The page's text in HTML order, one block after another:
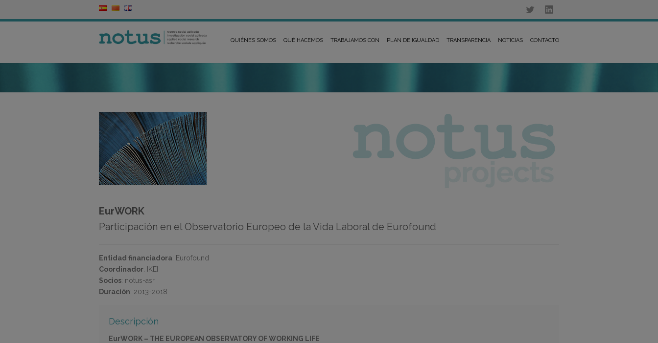
QUIÉNES SOMOS QUÉ HACEMOS TRABAJAMOS CON PLAN DE IGUALDAD TRANSPARENCIA NOTICIAS CONTACTO
EurWORK
Participación en el Observatorio Europeo de la Vida Laboral de Eurofound
Entidad financiadora: Eurofound
Coordinador:
IKEI
Socios: notus-asr
Duración: 2013-2018
Descripción
EurWORK – THE EUROPEAN OBSERVATORY OF WORKING LIFE